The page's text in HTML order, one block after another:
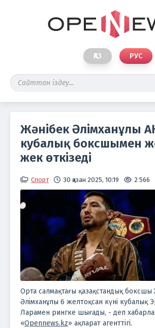
ҚАЗ РУС
Жәнібек Әлімханұлы
кубалық боксшымен
жек өткізеді
Спорт 30 қазан 2025, 10:19 2 566
Орта салмақтағы қазақстандық боксшы
Әлімханұлы 6 желтоқсан күні кубалық
Ларамен рингке шығады, - деп
«Opennews.kz» ақпарат агенттігі.